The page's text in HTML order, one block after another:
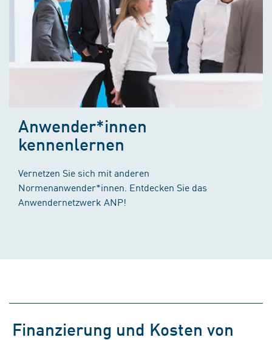
Anwender*innen
kennenlernen
Vernetzen Sie sich mit anderen
Normenanwender*innen. Entdecken Sie das
Anwendernetzwerk ANP!
Finanzierung und Kosten von